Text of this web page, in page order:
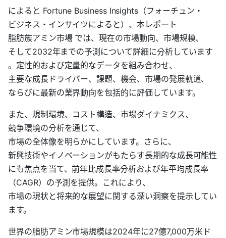
によると Fortune Business Insights（フォーチュン・
ビジネス・インサイツによると）、本レポート
脂肪族アミン市場 では、現在の市場動向、市場規模、
そして2032年までの予測について詳細に分析しています
。定性的および定量的なデータを組み合わせ、
主要な成長ドライバー、課題、機会、市場の発展軌道、
ならびに最新の業界動向を包括的に評価しています。
また、規制環境、コスト構造、市場ダイナミクス、
競争環境の分析を通じて、
市場の全体像を明らかにしています。さらに、
新興技術やイノベーションがもたらす長期的な成長可能性
にも焦点を当て、前年比成長率分析および年平均成長率
（CAGR）の予測を提供。これにより、
市場の現状と将来的な展望に関する深い洞察を提示してい
ます。
世界の脂肪アミン市場規模は2024年に27億7,000万米ド